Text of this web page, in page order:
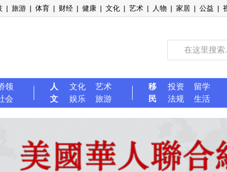
| 旅游 | 体育 | 财经 | 健康 | 文化 | 艺术 | 人物 | 家居 | 公益 |
领
会
人
文
文化
艺术
娱乐
旅游
移
民
投资
留学
法规
生活